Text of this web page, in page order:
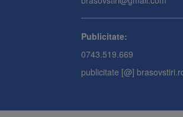
Publicitate:
0743.519.669
publicitate [@]